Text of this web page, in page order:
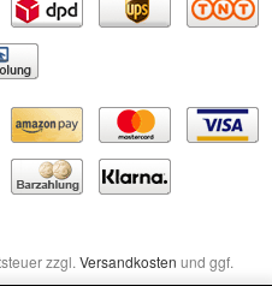
zzgl. Versandkosten und ggf.